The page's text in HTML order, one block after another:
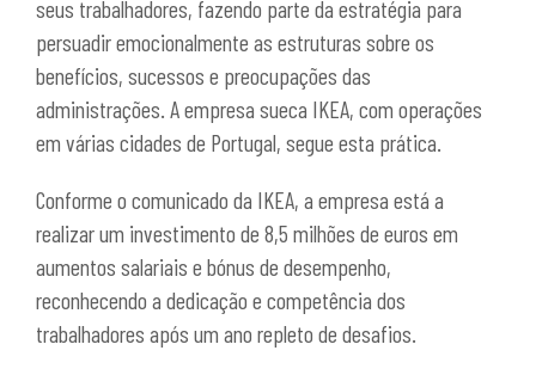
seus trabalhadores, fazendo parte da estratégia para
persuadir emocionalmente as estruturas sobre os
benefícios, sucessos e preocupações das
administrações. A empresa sueca IKEA, com operações
em várias cidades de Portugal, segue esta prática.
Conforme o comunicado da IKEA, a empresa está a
realizar um investimento de 8,5 milhões de euros em
aumentos salariais e bónus de desempenho,
reconhecendo a dedicação e competência dos
trabalhadores após um ano repleto de desafios.